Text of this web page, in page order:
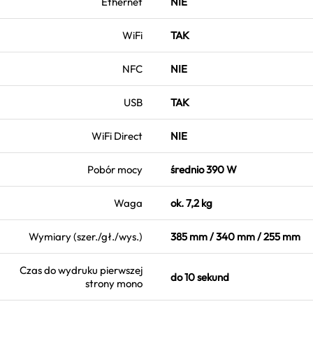
WiFi TAK
NFC NIE
USB TAK
WiFi Direct NIE
Pobór mocy średnio 390 W
Waga ok. 7,2 kg
Wymiary (szer./gł./wys.) 385 mm / 340 mm / 255 mm
Czas do wydruku pierwszej
strony mono
do 10 sekund